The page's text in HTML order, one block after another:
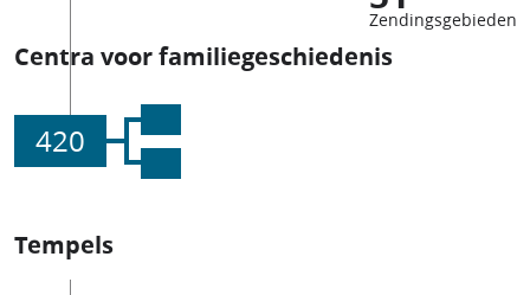
Zendingsgebieden
Centra voor familiegeschiedenis
420
Tempels